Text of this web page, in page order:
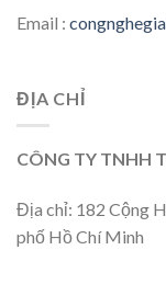
Email :
ĐỊA CHỈ
CÔNG TY TNHH
Địa chỉ: 182 Cộng
phố Hồ Chí Minh